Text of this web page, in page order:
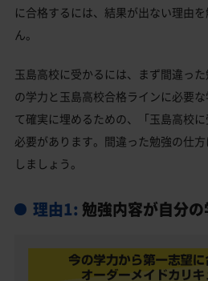
私立大学
玉島高校と偏差値が近い私
倉敷市の他の公立高校
倉敷市の他の私立高校
に合格するには、結果が出ない理由
ん。
玉島高校に受かるには、まず間違っ
の学力と玉島高校合格ラインに必要
て確実に埋めるための、「玉島高校
必要があります。間違った勉強の仕
しましょう。
理由1: 勉強内容が自分